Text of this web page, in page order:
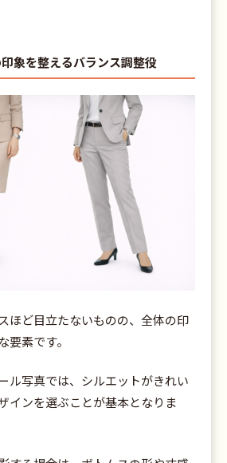
象を整えるバランス調整役
ほど目立たないものの、全体の印
要素です。
ル写真では、シルエットがきれい
インを選ぶことが基本となりま